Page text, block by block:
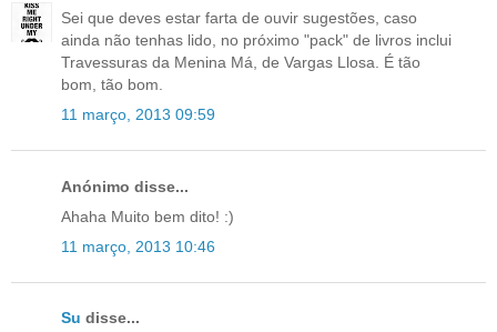
Sei que deves estar farta de ouvir sugestões, caso
ainda não tenhas lido, no próximo "pack" de livros inclui
Travessuras da Menina Má, de Vargas Llosa. É tão
bom, tão bom.
11 março, 2013 09:59
Anónimo disse...
Ahaha Muito bem dito! :)
11 março, 2013 10:46
Su disse...